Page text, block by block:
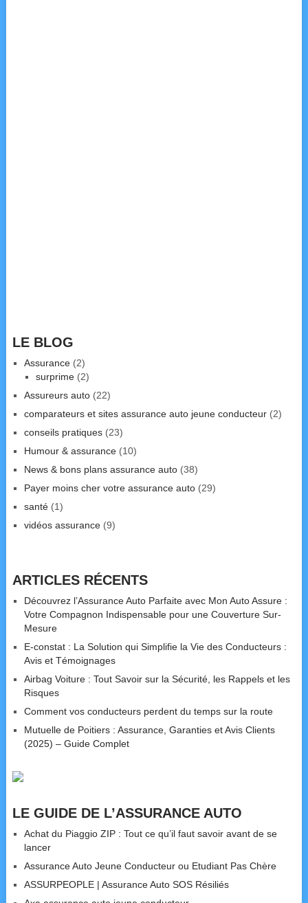
LE BLOG
Assurance(2)
surprime(2)
Assureurs auto(22)
comparateurs et sites assurance auto jeune conducteur(2)
conseils pratiques(23)
Humour & assurance(10)
News & bons plans assurance auto(38)
Payer moins cher votre assurance auto(29)
santé(1)
vidéos assurance(9)
ARTICLES RÉCENTS
Découvrez l’Assurance Auto Parfaite avec Mon Auto Assure :
Votre Compagnon Indispensable pour une Couverture Sur-
Mesure
E-constat : La Solution qui Simplifie la Vie des Conducteurs :
Avis et Témoignages
Airbag Voiture : Tout Savoir sur la Sécurité, les Rappels et les
Risques
Comment vos conducteurs perdent du temps sur la route
Mutuelle de Poitiers : Assurance, Garanties et Avis Clients
(2025) – Guide Complet
LE GUIDE DE L’ASSURANCE AUTO
Achat du Piaggio ZIP : Tout ce qu’il faut savoir avant de se
lancer
Assurance Auto Jeune Conducteur ou Etudiant Pas Chère
ASSURPEOPLE | Assurance Auto SOS Résiliés